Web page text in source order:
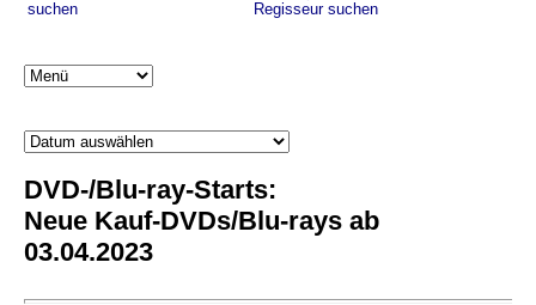
suchen
Regisseur suchen
DVD-/Blu-ray-Starts:
Neue Kauf-DVDs/Blu-rays ab
03.04.2023